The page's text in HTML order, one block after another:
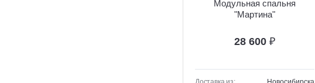
Модульная спальня
"Мартина"
28 600 ₽